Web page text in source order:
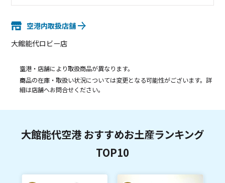
空港内取扱店舗
大館能代ロビー店
空港・店舗により取扱商品が異なります。
商品の在庫・取扱い状況については変更となる可能性がございます。詳
細は店舗へお問合せください。
大館能代空港 おすすめお土産ランキング
TOP10